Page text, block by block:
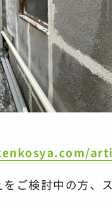
ご検討中の方、